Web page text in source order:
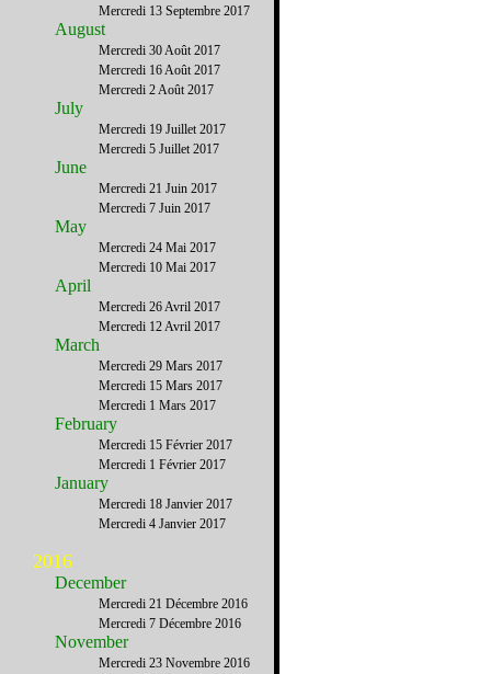
Mercredi 13 Septembre 2017
August
Mercredi 30 Août 2017
Mercredi 16 Août 2017
Mercredi 2 Août 2017
July
Mercredi 19 Juillet 2017
Mercredi 5 Juillet 2017
June
Mercredi 21 Juin 2017
Mercredi 7 Juin 2017
May
Mercredi 24 Mai 2017
Mercredi 10 Mai 2017
April
Mercredi 26 Avril 2017
Mercredi 12 Avril 2017
March
Mercredi 29 Mars 2017
Mercredi 15 Mars 2017
Mercredi 1 Mars 2017
February
Mercredi 15 Février 2017
Mercredi 1 Février 2017
January
Mercredi 18 Janvier 2017
Mercredi 4 Janvier 2017
2016
December
Mercredi 21 Décembre 2016
Mercredi 7 Décembre 2016
November
Mercredi 23 Novembre 2016